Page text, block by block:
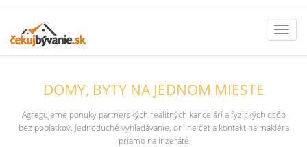
DOMY, BYTY NA JEDNOM MIESTE
Agregujeme ponuky partnerských realitných kancelárí a fyzických osôb
bez poplatkov. Jednoduché vyhľadávanie, online čet a kontakt na makléra
priamo na inzeráte